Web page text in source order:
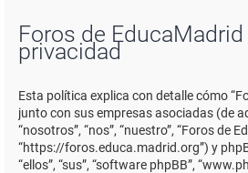
Foros de
privacidad
Esta política explica con detalle cómo
junto con sus empresas asociadas (de
“nosotros”, “nos”, “nuestro”, “Foros de
“https://foros.educa.madrid.org”) y
“ellos”, “sus”, “software phpBB”,